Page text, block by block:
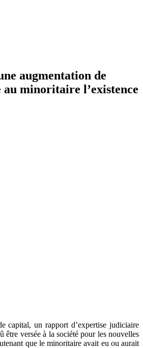
augmentation de
minoritaire l’existence
capital, un rapport d’expertise judiciaire
être versée à la société pour les nouvelles
que le minoritaire avait eu ou aurait